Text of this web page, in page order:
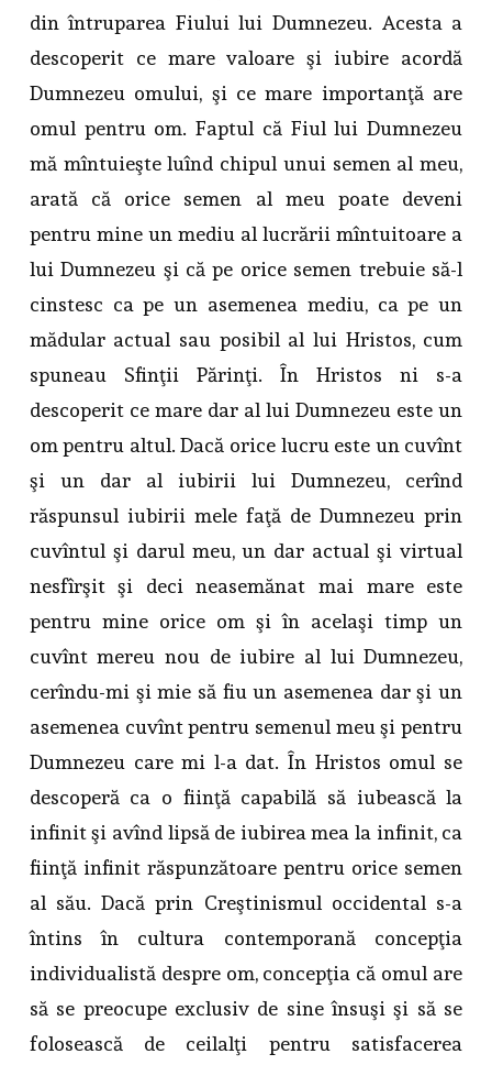
din întruparea Fiului lui Dumnezeu. Acesta a
descoperit ce mare valoare şi iubire acordă
Dumnezeu omului, şi ce mare importanţă are
omul pentru om. Faptul că Fiul lui Dumnezeu
mă mîntuieşte luînd chipul unui semen al meu,
arată că orice semen al meu poate deveni
pentru mine un mediu al lucrării mîntuitoare a
lui Dumnezeu şi că pe orice semen trebuie să-l
cinstesc ca pe un asemenea mediu, ca pe un
mădular actual sau posibil al lui Hristos, cum
spuneau Sfinţii Părinţi. În Hristos ni s-a
descoperit ce mare dar al lui Dumnezeu este un
om pentru altul. Dacă orice lucru este un cuvînt
şi un dar al iubirii lui Dumnezeu, cerînd
răspunsul iubirii mele faţă de Dumnezeu prin
cuvîntul şi darul meu, un dar actual şi virtual
nesfîrşit şi deci neasemănat mai mare este
pentru mine orice om şi în acelaşi timp un
cuvînt mereu nou de iubire al lui Dumnezeu,
cerîndu-mi şi mie să fiu un asemenea dar şi un
asemenea cuvînt pentru semenul meu şi pentru
Dumnezeu care mi l-a dat. În Hristos omul se
descoperă ca o fiinţă capabilă să iubească la
infinit şi avînd lipsă de iubirea mea la infinit, ca
fiinţă infinit răspunzătoare pentru orice semen
al său. Dacă prin Creştinismul occidental s-a
întins în cultura contemporană concepţia
individualistă despre om, concepţia că omul are
să se preocupe exclusiv de sine însuşi şi să se
folosească de ceilalţi pentru satisfacerea